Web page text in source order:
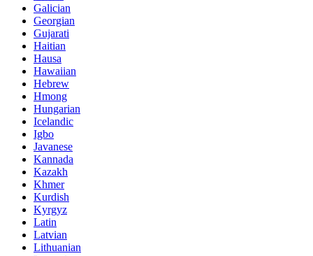
Galician
Georgian
Gujarati
Haitian
Hausa
Hawaiian
Hebrew
Hmong
Hungarian
Icelandic
Igbo
Javanese
Kannada
Kazakh
Khmer
Kurdish
Kyrgyz
Latin
Latvian
Lithuanian